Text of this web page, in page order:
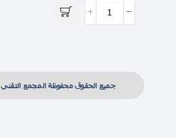
جميع الحقوق محفوظة المجمع التقني 2026